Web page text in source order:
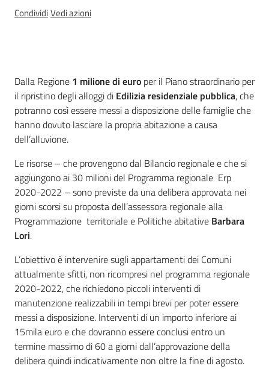
Novità
Piani Programmi
Progetti
CondividiVedi azioni
Introduzione
Dalla Regione 1 milione di euro per il Piano straordinario per
il ripristino degli alloggi di Edilizia residenziale pubblica, che
potranno così essere messi a disposizione delle famiglie che
hanno dovuto lasciare la propria abitazione a causa
dell’alluvione.
Le risorse – che provengono dal Bilancio regionale e che si
aggiungono ai 30 milioni del Programma regionale Erp
2020-2022 – sono previste da una delibera approvata nei
giorni scorsi su proposta dell’assessora regionale alla
Programmazione territoriale e Politiche abitative Barbara
Lori.
L’obiettivo è intervenire sugli appartamenti dei Comuni
attualmente sfitti, non ricompresi nel programma regionale
2020-2022, che richiedono piccoli interventi di
manutenzione realizzabili in tempi brevi per poter essere
messi a disposizione. Interventi di un importo inferiore ai
15mila euro e che dovranno essere conclusi entro un
termine massimo di 60 a giorni dall’approvazione della
delibera quindi indicativamente non oltre la fine di agosto.